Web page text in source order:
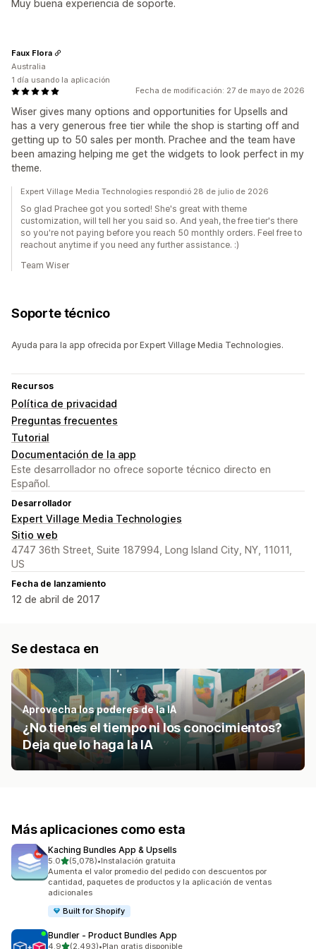
Muy buena experiencia de soporte.
Fecha de modificación: 27 de mayo de 2026
Wiser gives many options and opportunities for Upsells and
has a very generous free tier while the shop is starting off and
getting up to 50 sales per month. Prachee and the team have
been amazing helping me get the widgets to look perfect in my
theme.
Faux Flora
Australia
1 día usando la aplicación
Expert Village Media Technologies respondió 28 de julio de 2026
So glad Prachee got you sorted! She's great with theme
customization, will tell her you said so. And yeah, the free tier's there
so you're not paying before you reach 50 monthly orders. Feel free to
reachout anytime if you need any further assistance. :)
Team Wiser
Soporte técnico
Ayuda para la app ofrecida por Expert Village Media Technologies.
Recursos
Política de privacidad
Preguntas frecuentes
Tutorial
Documentación de la app
Este desarrollador no ofrece soporte técnico directo en
Español.
Desarrollador
Expert Village Media Technologies
Sitio web
4747 36th Street, Suite 187994, Long Island City, NY, 11011,
US
Fecha de lanzamiento
12 de abril de 2017
Se destaca en
Aprovecha los poderes de la IA
¿No tienes el tiempo ni los conocimientos?
Deja que lo haga la IA
Más aplicaciones como esta
Kaching Bundles App & Upsells
5.0de 5 estrellas
(5,078)
5078 reseñas en total
•Instalación gratuita
Aumenta el valor promedio del pedido con descuentos por
cantidad, paquetes de productos y la aplicación de ventas
adicionales
Built for Shopify
Bundler ‑ Product Bundles App
4.9de 5 estrellas
(2,493)•Plan gratis disponible